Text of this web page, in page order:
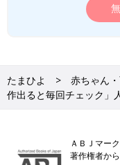
たまひよ 赤ちゃん
作出ると毎回チェック」
ＡＢＪマー
著作権者か